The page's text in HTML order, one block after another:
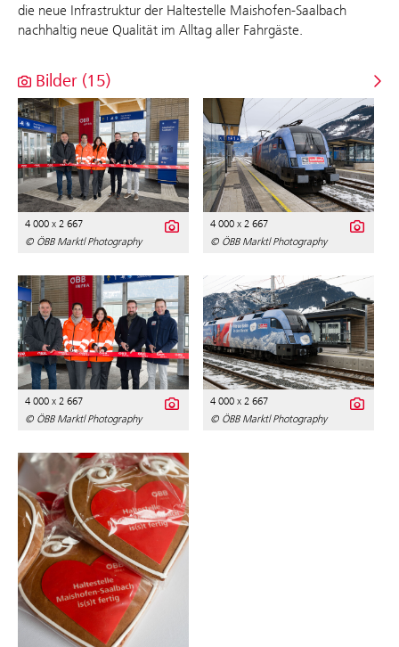
die neue Infrastruktur der Haltestelle Maishofen-Saalbach
nachhaltig neue Qualität im Alltag aller Fahrgäste.
Bilder (15)
4 000 x 2 667
© ÖBB Marktl Photography
4 000 x 2 667
© ÖBB Marktl Photography
4 000 x 2 667
© ÖBB Marktl Photography
4 000 x 2 667
© ÖBB Marktl Photography